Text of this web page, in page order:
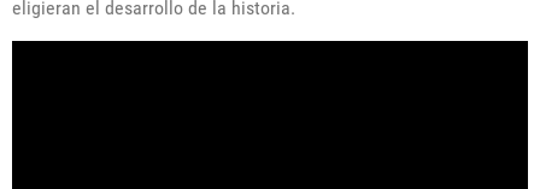
eligieran el desarrollo de la historia.